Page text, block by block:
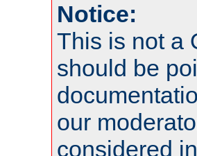
Notice:
This is not a
should be
our
considered